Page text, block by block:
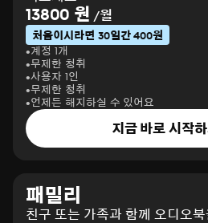
13800 원 /월
처음이시라면 30일간 400원
계정 1개
무제한 청취
사용자 1인
무제한 청취
언제든 해지하실 수 있어요
지금 바로 시작하
패밀리
친구 또는 가족과 함께 오디오